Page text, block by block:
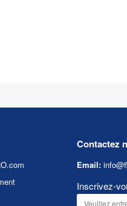
Contactez
Email:
Inscrivez-